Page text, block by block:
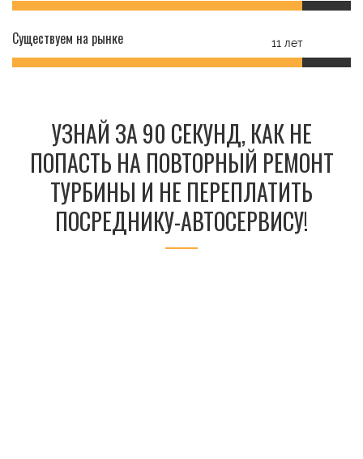
Существуем на рынке 11 лет
УЗНАЙ ЗА 90 СЕКУНД, КАК НЕ
ПОПАСТЬ НА ПОВТОРНЫЙ РЕМОНТ
ТУРБИНЫ И НЕ ПЕРЕПЛАТИТЬ
ПОСРЕДНИКУ-АВТОСЕРВИСУ!